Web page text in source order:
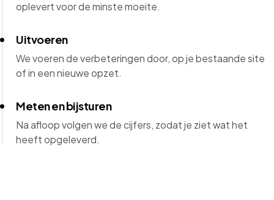
oplevert voor de minste moeite.
Uitvoeren
We voeren de verbeteringen door, op je bestaande site
of in een nieuwe opzet.
Meten en bijsturen
Na afloop volgen we de cijfers, zodat je ziet wat het
heeft opgeleverd.